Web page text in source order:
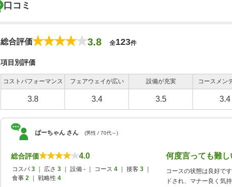
口コミ
総合評価 3.8 全123件
項目別評価
コストパフォーマンス フェアウェイが広い 設備が充実 コースメン
3.8 3.4 3.5 3.4
ぱーちゃん さん (男性 / 70代～)
総合評価 4.0
コスパ 3 ｜ 広さ 3 ｜ 設備 - ｜ コース 4 ｜ 接客 3
食事 2 ｜ 戦略性 4
何度言っても難し
コースの状態は良好で
ドされ、マナー良く気